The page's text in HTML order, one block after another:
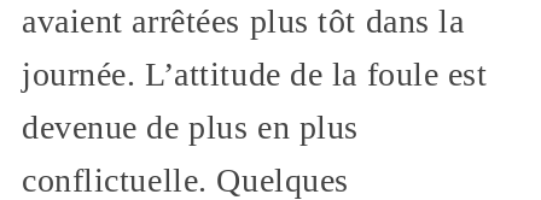
avaient arrêtées plus tôt dans la
journée. L’attitude de la foule est
devenue de plus en plus
conflictuelle. Quelques